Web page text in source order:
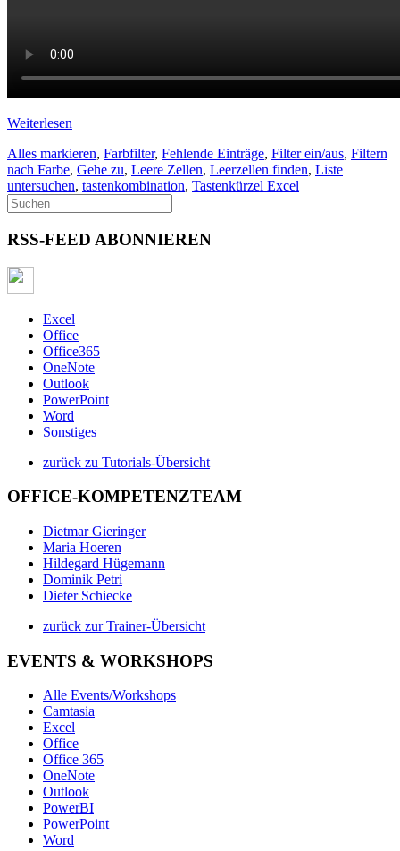
Weiterlesen
Alles markieren, Farbfilter, Fehlende Einträge, Filter ein/aus, Filtern
nach Farbe, Gehe zu, Leere Zellen, Leerzellen finden, Liste
untersuchen, tastenkombination, Tastenkürzel Excel
RSS-FEED ABONNIEREN
Excel
Office
Office365
OneNote
Outlook
PowerPoint
Word
Sonstiges
zurück zu Tutorials-Übersicht
OFFICE-KOMPETENZTEAM
Dietmar Gieringer
Maria Hoeren
Hildegard Hügemann
Dominik Petri
Dieter Schiecke
zurück zur Trainer-Übersicht
EVENTS & WORKSHOPS
Alle Events/Workshops
Camtasia
Excel
Office
Office 365
OneNote
Outlook
PowerBI
PowerPoint
Word